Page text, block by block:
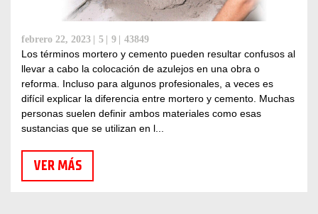
febrero 22, 2023 5 9 43849
Los términos mortero y cemento pueden resultar confusos al
llevar a cabo la colocación de azulejos en una obra o
reforma. Incluso para algunos profesionales, a veces es
difícil explicar la diferencia entre mortero y cemento. Muchas
personas suelen definir ambos materiales como esas
sustancias que se utilizan en l...
VER MÁS